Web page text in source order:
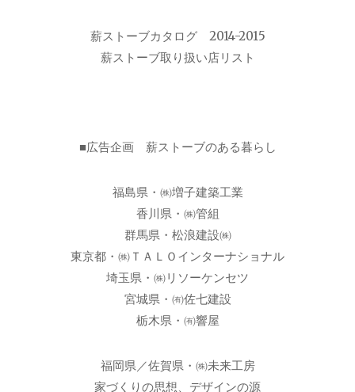
薪ストーブカタログ 2014-2015
薪ストーブ取り扱い店リスト
■広告企画 薪ストーブのある暮らし
福島県・㈱増子建築工業
香川県・㈱管組
群馬県・松浪建設㈱
東京都・㈱ＴＡＬＯインターナショナル
埼玉県・㈱リソーケンセツ
宮城県・㈲佐七建設
栃木県・㈲響屋
福岡県／佐賀県・㈱未来工房
家づくりの思想、デザインの源